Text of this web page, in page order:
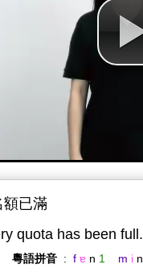
額已滿
quota has been full.
粵語拼音 : f ɐ n 1 m i n